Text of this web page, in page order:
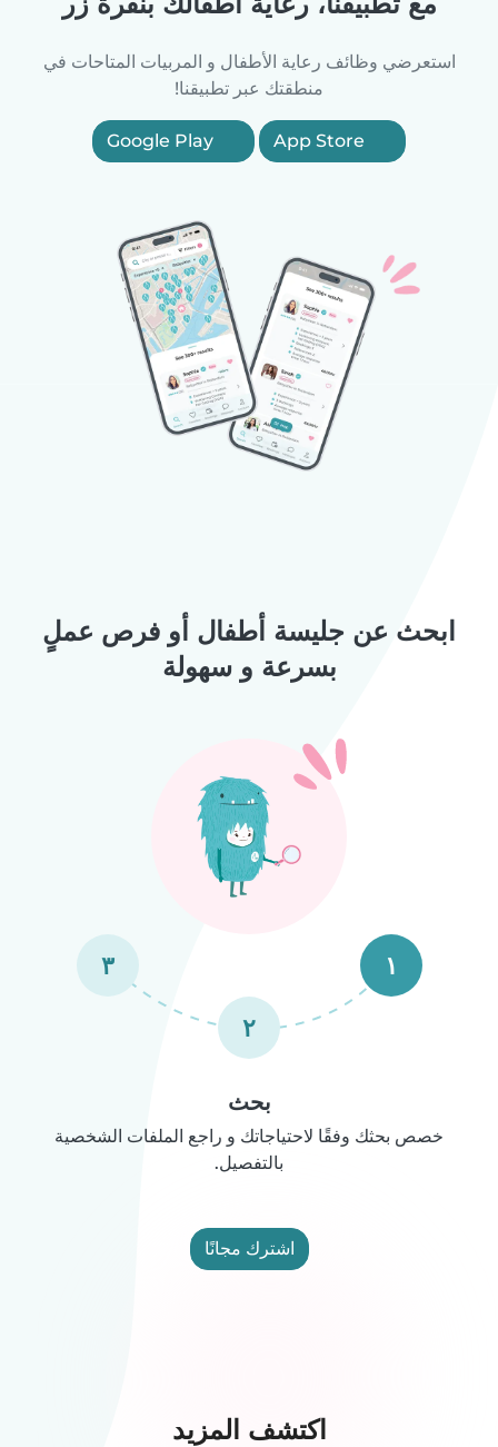
استعرضي وظائف رعاية الأطفال و المربيات المتاحات في
منطقتك عبر تطبيقنا!
ابحث عن جليسة أطفال أو فرص عملٍ
بسرعة و سهولة
١
٢
٣
بحث
خصص بحثك وفقًا لاحتياجاتك و راجع الملفات الشخصية
بالتفصيل.
اشترك مجانًا
اكتشف المزيد